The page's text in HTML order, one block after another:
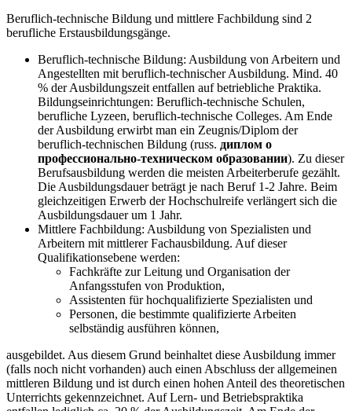
Beruflich-technische Bildung und mittlere Fachbildung sind 2
berufliche Erstausbildungsgänge.
Beruflich-technische Bildung: Ausbildung von Arbeitern und
Angestellten mit beruflich-technischer Ausbildung. Mind. 40
% der Ausbildungszeit entfallen auf betriebliche Praktika.
Bildungseinrichtungen: Beruflich-technische Schulen,
berufliche Lyzeen, beruflich-technische Colleges. Am Ende
der Ausbildung erwirbt man ein Zeugnis/Diplom der
beruflich-technischen Bildung (russ. диплом о
профессионально-техническом образовании). Zu dieser
Berufsausbildung werden die meisten Arbeiterberufe gezählt.
Die Ausbildungsdauer beträgt je nach Beruf 1-2 Jahre. Beim
gleichzeitigen Erwerb der Hochschulreife verlängert sich die
Ausbildungsdauer um 1 Jahr.
Mittlere Fachbildung: Ausbildung von Spezialisten und
Arbeitern mit mittlerer Fachausbildung. Auf dieser
Qualifikationsebene werden:
Fachkräfte zur Leitung und Organisation der
Anfangsstufen von Produktion,
Assistenten für hochqualifizierte Spezialisten und
Personen, die bestimmte qualifizierte Arbeiten
selbständig ausführen können,
ausgebildet. Aus diesem Grund beinhaltet diese Ausbildung immer
(falls noch nicht vorhanden) auch einen Abschluss der allgemeinen
mittleren Bildung und ist durch einen hohen Anteil des theoretischen
Unterrichts gekennzeichnet. Auf Lern- und Betriebspraktika